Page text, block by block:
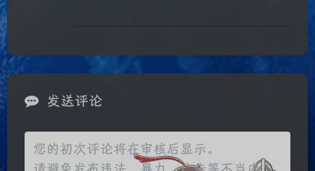
夜间模式
Sans Serif Serif
浅阴影 深阴影
发送评论